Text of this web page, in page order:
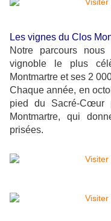
Les vignes du Clos
Notre parcours
vignoble le plus
Montmartre et ses 2
Chaque année, en
pied du Sacré-Cœur
Montmartre, qui
prisées.